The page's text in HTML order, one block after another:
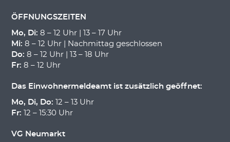
ÖFFNUNGSZEITEN
Mo, Di: 8 – 12 Uhr | 13 – 17 Uhr
Mi: 8 – 12 Uhr | Nachmittag geschlossen
Do: 8 – 12 Uhr | 13 – 18 Uhr
Fr: 8 – 12 Uhr
Das Einwohnermeldeamt ist zusätzlich geöffnet:
Mo, Di, Do: 12 – 13 Uhr
Fr: 12 – 15:30 Uhr
VG Neumarkt